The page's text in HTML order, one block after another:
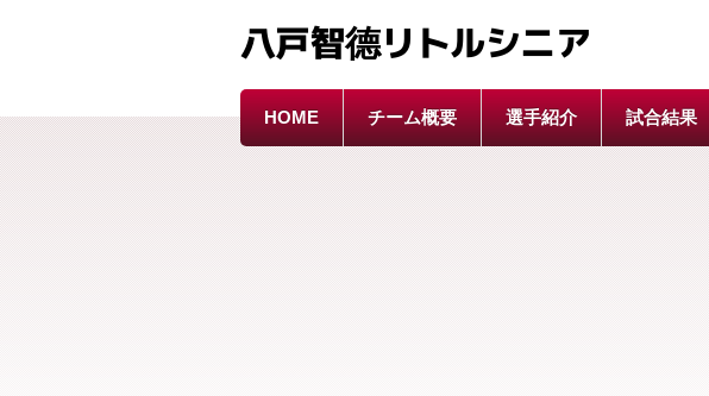
八戸智德リトルシニア
HOME チーム概要 選手紹介 試合結果